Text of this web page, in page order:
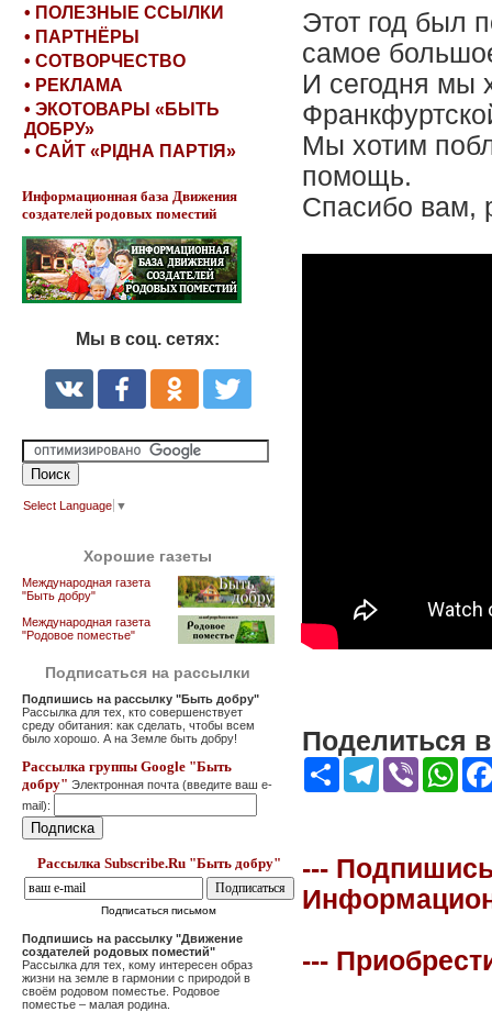
• ПОЛЕЗНЫЕ ССЫЛКИ
• ПАРТНЁРЫ
• СОТВОРЧЕСТВО
• РЕКЛАМА
• ЭКОТОВАРЫ «БЫТЬ
ДОБРУ»
• САЙТ «РІДНА ПАРТІЯ»
Информационная база Движения
создателей родовых поместий
Мы в соц. сетях:
Select Language ▼
Хорошие газеты
Международная газета
"Быть добру"
Международная газета
"Родовое поместье"
Подписаться на рассылки
Подпишись на рассылку "Быть добру"
Рассылка для тех, кто совершенствует
среду обитания: как сделать, чтобы всем
было хорошо. А на Земле быть добру!
Рассылка группы Google "Быть
добру" Электронная почта (введите ваш e-
mail):
Рассылка Subscribe.Ru "Быть добру"
Подписаться письмом
Подпишись на рассылку "Движение
создателей родовых поместий"
Рассылка для тех, кому интересен образ
жизни на земле в гармонии с природой в
своём родовом поместье. Родовое
поместье – малая родина.
Этот год был
самое
И сегодня мы
Мы хотим
помощь.
Спасибо вам,
Поделиться
Share Telegram
Viber
---
---